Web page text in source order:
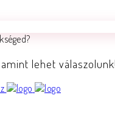
lehet válaszolunk!